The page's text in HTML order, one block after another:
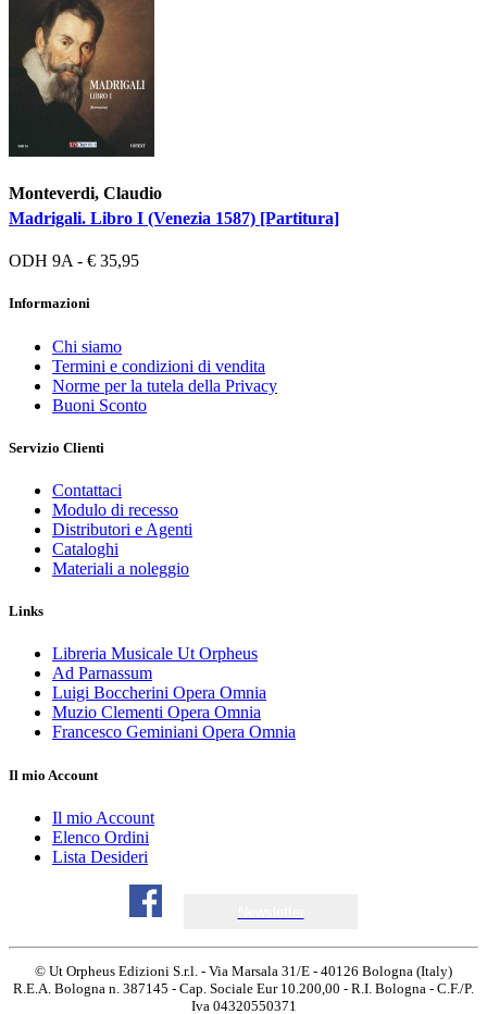
Monteverdi, Claudio
Madrigali. Libro I (Venezia 1587) [Partitura]
ODH 9A - € 35,95
Informazioni
Chi siamo
Termini e condizioni di vendita
Norme per la tutela della Privacy
Buoni Sconto
Servizio Clienti
Contattaci
Modulo di recesso
Distributori e Agenti
Cataloghi
Materiali a noleggio
Links
Libreria Musicale Ut Orpheus
Ad Parnassum
Luigi Boccherini Opera Omnia
Muzio Clementi Opera Omnia
Francesco Geminiani Opera Omnia
Il mio Account
Il mio Account
Elenco Ordini
Lista Desideri
© Ut Orpheus Edizioni S.r.l. - Via Marsala 31/E - 40126 Bologna (Italy)
R.E.A. Bologna n. 387145 - Cap. Sociale Eur 10.200,00 - R.I. Bologna - C.F./P.
Iva 04320550371